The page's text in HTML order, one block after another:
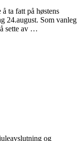
ta fatt på høstens
24.august. Som vanleg
sette av …
og